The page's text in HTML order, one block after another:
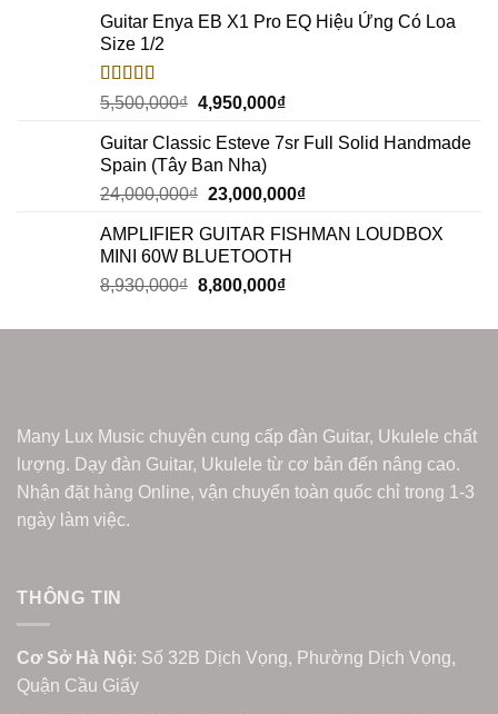
Guitar Enya EB X1 Pro EQ Hiệu Ứng Có Loa
Size 1/2
Rated5.00
out of 5
5,500,000₫ 4,950,000₫
Guitar Classic Esteve 7sr Full Solid Handmade
Spain (Tây Ban Nha)
24,000,000₫ 23,000,000₫
AMPLIFIER GUITAR FISHMAN LOUDBOX
MINI 60W BLUETOOTH
8,930,000₫ 8,800,000₫
Many Lux Music chuyên cung cấp đàn Guitar, Ukulele chất
lượng. Dạy đàn Guitar, Ukulele từ cơ bản đến nâng cao.
Nhận đặt hàng Online, vận chuyển toàn quốc chỉ trong 1-3
ngày làm việc.
THÔNG TIN
Cơ Sở Hà Nội: Số 32B Dịch Vọng, Phường Dịch Vọng,
Quận Cầu Giấy